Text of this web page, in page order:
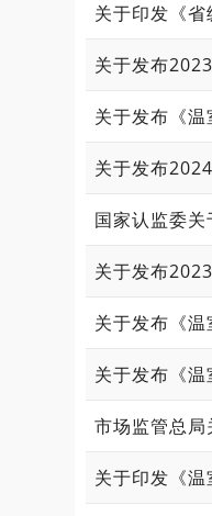
关于印发《
关于发布
关于发布《
关于发布
国家认监委
关于发布
市场监管总